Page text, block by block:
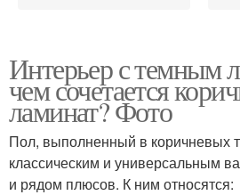
Интерьер с темным
чем сочетается
ламинат? Фото
Пол, выполненный в коричневых
классическим и универсальным
и рядом плюсов. К ним относятся: